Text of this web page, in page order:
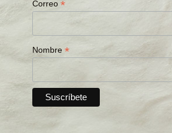
Correo*
Nombre*